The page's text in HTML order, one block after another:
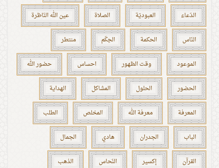
الدّعاء العبوديّة الصلاة عين الله النّاظرة
النّاس الحكمة الحِكَم منتطر
الموعود وقت الظهور احساس حضور الله
الحضور الحلول المشاكل الهداية
المعرفة معرفة الله المخلص الطلب
الباب الجدران هادي الجمال
القرآن إكسير النّحاس الذهب